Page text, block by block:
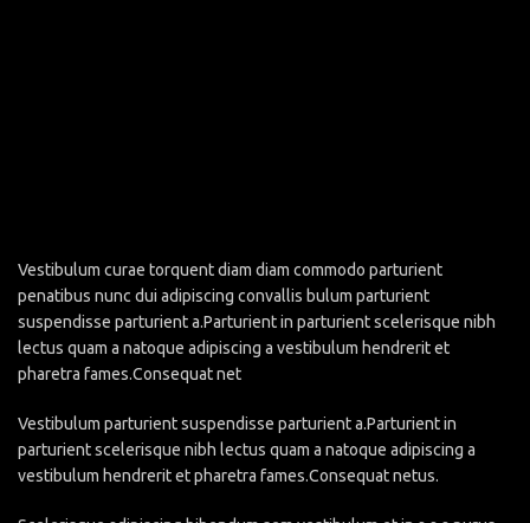
Vestibulum curae torquent diam diam commodo parturient
penatibus nunc dui adipiscing convallis bulum parturient
suspendisse parturient a.Parturient in parturient scelerisque nibh
lectus quam a natoque adipiscing a vestibulum hendrerit et
pharetra fames.Consequat net
Vestibulum parturient suspendisse parturient a.Parturient in
parturient scelerisque nibh lectus quam a natoque adipiscing a
vestibulum hendrerit et pharetra fames.Consequat netus.